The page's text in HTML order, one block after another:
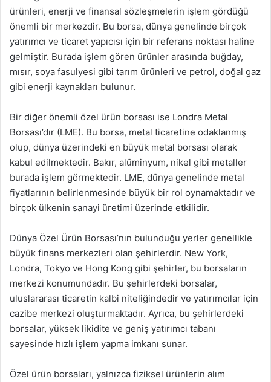
ürünleri, enerji ve finansal sözleşmelerin işlem gördüğü
önemli bir merkezdir. Bu borsa, dünya genelinde birçok
yatırımcı ve ticaret yapıcısı için bir referans noktası haline
gelmiştir. Burada işlem gören ürünler arasında buğday,
mısır, soya fasulyesi gibi tarım ürünleri ve petrol, doğal gaz
gibi enerji kaynakları bulunur.
Bir diğer önemli özel ürün borsası ise Londra Metal
Borsası’dır (LME). Bu borsa, metal ticaretine odaklanmış
olup, dünya üzerindeki en büyük metal borsası olarak
kabul edilmektedir. Bakır, alüminyum, nikel gibi metaller
burada işlem görmektedir. LME, dünya genelinde metal
fiyatlarının belirlenmesinde büyük bir rol oynamaktadır ve
birçok ülkenin sanayi üretimi üzerinde etkilidir.
Dünya Özel Ürün Borsası’nın bulunduğu yerler genellikle
büyük finans merkezleri olan şehirlerdir. New York,
Londra, Tokyo ve Hong Kong gibi şehirler, bu borsaların
merkezi konumundadır. Bu şehirlerdeki borsalar,
uluslararası ticaretin kalbi niteliğindedir ve yatırımcılar için
cazibe merkezi oluşturmaktadır. Ayrıca, bu şehirlerdeki
borsalar, yüksek likidite ve geniş yatırımcı tabanı
sayesinde hızlı işlem yapma imkanı sunar.
Özel ürün borsaları, yalnızca fiziksel ürünlerin alım